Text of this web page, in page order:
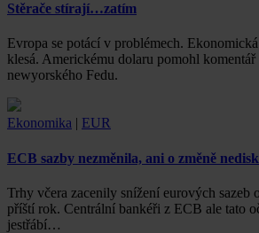
Stěrače stírají…zatím
Evropa se potácí v problémech.
klesá. Americkému dolaru pomohl komentář
newyorského Fedu.
Ekonomika | EUR
ECB sazby nezměnila, ani o změně
Trhy včera zacenily snížení eurových sazeb
příští rok. Centrální bankéři z ECB ale tato
jestřábí…